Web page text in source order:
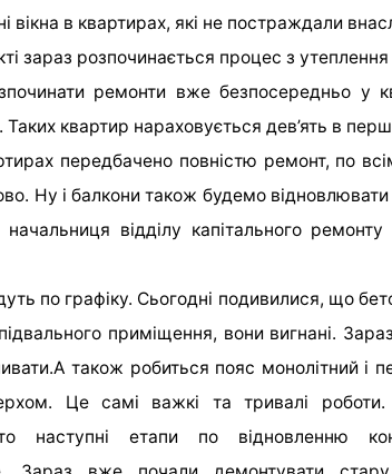
вікна в квартирах, які не постраждали
зараз розпочинається процес з
ремонти вже безпосередньо у
квартир нараховується дев’ять в
передбачено повністю ремонт, по
Ну і балкони також будемо
начальниця відділу капітального ремонту
по графіку. Сьогодні подивилися, що
приміщення, вони вигнані.
також робиться пояс монолітний і
Це самі важкі та тривалі роботи.
наступні етапи по відновленню